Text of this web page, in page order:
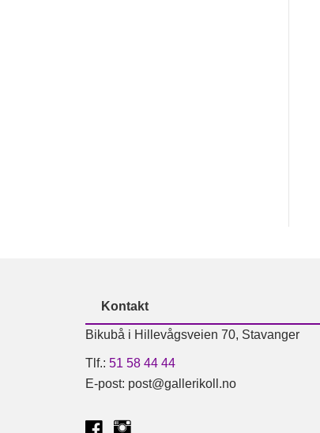
Kontakt
Bikubå i Hillevågsveien 70, Stavanger
Tlf.: 51 58 44 44
E-post: post@gallerikoll.no